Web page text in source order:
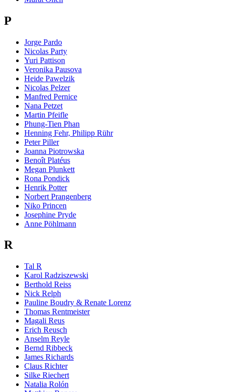
P
Jorge Pardo
Nicolas Party
Yuri Pattison
Veronika Pausova
Heide Pawelzik
Nicolas Pelzer
Manfred Pernice
Nana Petzet
Martin Pfeifle
Phung-Tien Phan
Henning Fehr, Philipp Rühr
Peter Piller
Joanna Piotrowska
Benoît Platéus
Megan Plunkett
Rona Pondick
Henrik Potter
Norbert Prangenberg
Niko Princen
Josephine Pryde
Anne Pöhlmann
R
Tal R
Karol Radziszewski
Berthold Reiss
Nick Relph
Pauline Boudry & Renate Lorenz
Thomas Rentmeister
Magali Reus
Erich Reusch
Anselm Reyle
Bernd Ribbeck
James Richards
Claus Richter
Silke Riechert
Natalia Rolón